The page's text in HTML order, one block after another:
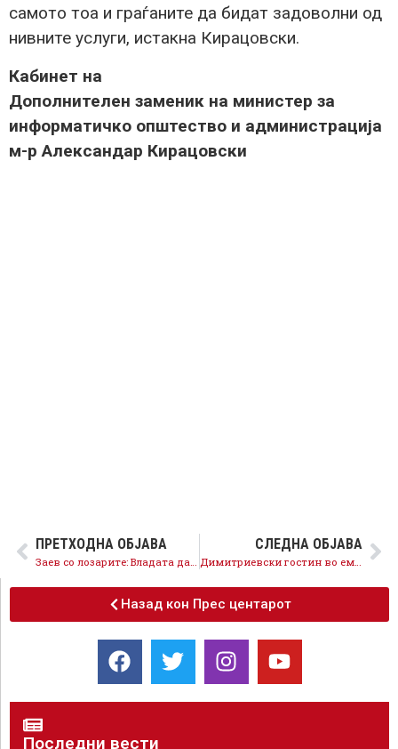
самото тоа и граѓаните да бидат задоволни од
нивните услуги, истакна Кирацовски.
Кабинет на
Дополнителен заменик на министер за
информатичко општество и администрација
м-р Александар Кирацовски
ПРЕТХОДНА ОБЈАВА СЛЕДНА ОБЈАВА
Димитриевски гостин во емисијата Клик плус на ТВ 21
Назад кон Прес центарот
Последни вести